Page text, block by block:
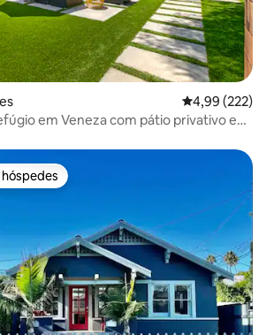
4,99 de uma
4,99 (222)
em Veneza com pátio privativo e
preferidos dos hóspedes